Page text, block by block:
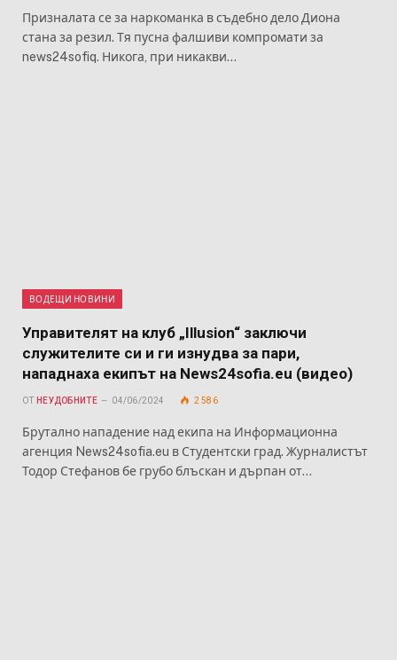
Призналата се за наркоманка в съдебно дело Диона
стана за резил. Тя пусна фалшиви компромати за
news24sofiq. Никога, при никакви…
ВОДЕЩИ НОВИНИ
Управителят на клуб „Illusion“ заключи
служителите си и ги изнудва за пари,
нападнаха екипът на News24sofia.eu (видео)
ОТ НЕУДОБНИТЕ 04/06/2024 2 586
Брутално нападение над екипа на Информационна
агенция News24sofia.eu в Студентски град. Журналистът
Тодор Стефанов бе грубо блъскан и дърпан от…